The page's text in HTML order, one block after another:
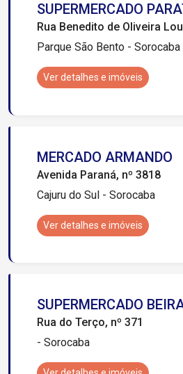
SUPERMERCADO
Rua Benedito de Oliveira
Parque São Bento - Sorocaba
Ver detalhes e imóveis
MERCADO ARMANDO
Avenida Paraná, nº 3818
Cajuru do Sul - Sorocaba
Ver detalhes e imóveis
SUPERMERCADO
Rua do Terço, nº 371
- Sorocaba